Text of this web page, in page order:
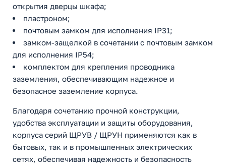
открытия дверцы шкафа;
пластроном;
почтовым замком для исполнения IP31;
замком-защелкой в сочетании с почтовым замком
для исполнения IP54;
комплектом для крепления проводника
заземления, обеспечивающим надежное и
безопасное заземление корпуса.
Благодаря сочетанию прочной конструкции,
удобства эксплуатации и защиты оборудования,
корпуса серий ЩРУВ / ЩРУН применяются как в
бытовых, так и в промышленных электрических
сетях, обеспечивая надежность и безопасность